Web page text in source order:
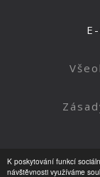
K poskytování funkcí
návštěvnosti využíváme